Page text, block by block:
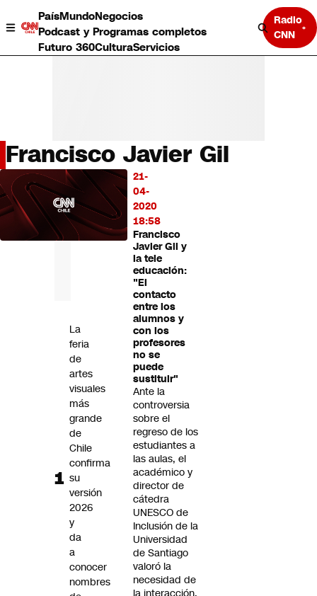
PaísMundoNegocios
Podcast y Programas completos
Futuro 360CulturaServicios
Radio
CNN
País
Mundo
Negocios
Deportes
Programas completos
Francisco Javier Gil
21-
04-
2020
18:58
Francisco
Javier Gil y
la tele
educación:
"El
contacto
entre los
alumnos y
con los
profesores
no se
puede
sustituir"
Ante la
controversia
sobre el
regreso de los
estudiantes a
las aulas, el
académico y
director de
cátedra
UNESCO de
Inclusión de la
Universidad
de Santiago
valoró la
necesidad de
la interacción.
LO
MÁS
LEÍDO
La
feria
de
artes
visuales
más
grande
de
Chile
confirma
su
versión
2026
y
da
a
conocer
nombres